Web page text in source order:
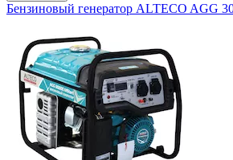
Бензиновый генератор ALTECO AGG